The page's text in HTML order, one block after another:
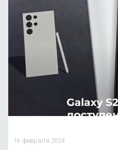
16 февраля 2024